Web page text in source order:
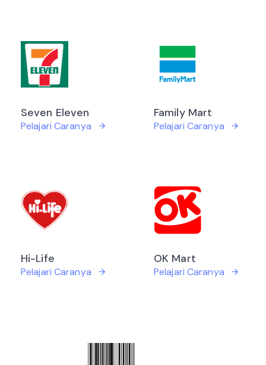
Seven Eleven
Pelajari Caranya
Family Mart
Pelajari Caranya
Hi-Life
Pelajari Caranya
OK Mart
Pelajari Caranya